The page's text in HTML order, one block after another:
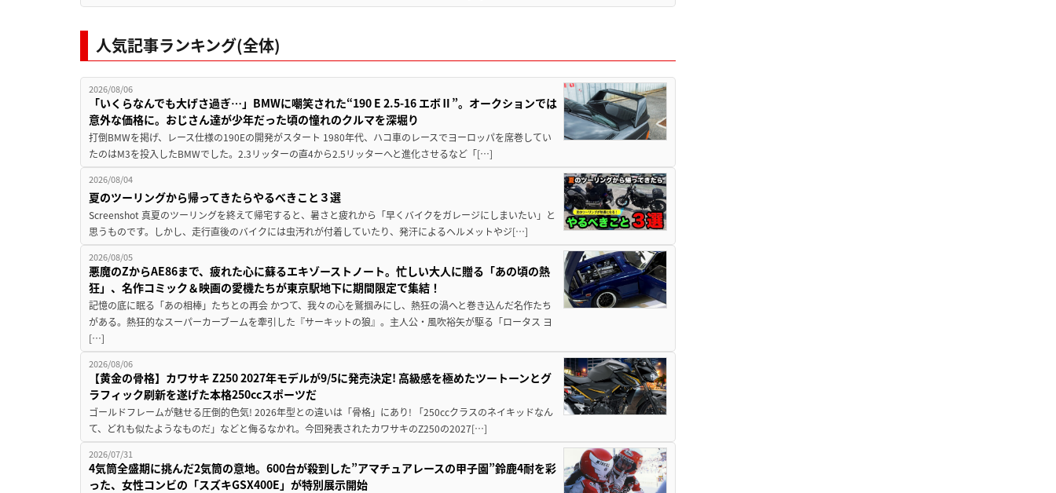
人気記事ランキング(全体)
2026/08/06
「いくらなんでも大げさ過ぎ…」BMWに嘲笑された“190 E 2.5-16 エボⅡ”。オークションでは
意外な価格に。おじさん達が少年だった頃の憧れのクルマを深堀り
打倒BMWを掲げ、レース仕様の190Eの開発がスタート 1980年代、ハコ車のレースでヨーロッパを席巻してい
たのはM3を投入したBMWでした。2.3リッターの直4から2.5リッターへと進化させるなど「[…]
2026/08/04
夏のツーリングから帰ってきたらやるべきこと３選
Screenshot 真夏のツーリングを終えて帰宅すると、暑さと疲れから「早くバイクをガレージにしまいたい」と
思うものです。しかし、走行直後のバイクには虫汚れが付着していたり、発汗によるヘルメットやジ[…]
2026/08/05
悪魔のZからAE86まで、疲れた心に蘇るエキゾーストノート。忙しい大人に贈る「あの頃の熱
狂」、名作コミック＆映画の愛機たちが東京駅地下に期間限定で集結！
記憶の底に眠る「あの相棒」たちとの再会 かつて、我々の心を鷲掴みにし、熱狂の渦へと巻き込んだ名作たち
がある。熱狂的なスーパーカーブームを牽引した『サーキットの狼』。主人公・風吹裕矢が駆る「ロータス ヨ
[…]
2026/08/06
【黄金の骨格】カワサキ Z250 2027年モデルが9/5に発売決定! 高級感を極めたツートーンとグ
ラフィック刷新を遂げた本格250ccスポーツだ
ゴールドフレームが魅せる圧倒的色気! 2026年型との違いは「骨格」にあり! 「250ccクラスのネイキッドなん
て、どれも似たようなものだ」などと侮るなかれ。今回発表されたカワサキのZ250の2027[…]
2026/07/31
4気筒全盛期に挑んだ2気筒の意地。600台が殺到した”アマチュアレースの甲子園”鈴鹿4耐を彩
った、女性コンビの「スズキGSX400E」が特別展示開始